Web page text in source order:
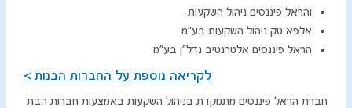
והראל פיננסים ניהול השקעות
אלפא טק ניהול השקעות בע"מ
הראל פיננסים אלטרנטיב נדל"ן בע"מ
לקריאה נוספת על החברות הבנות >
חברת הראל פיננסים מתמקדת בניהול השקעות באמצעות חברות הבת